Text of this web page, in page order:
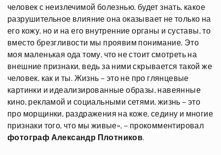
человек с неизлечимой болезнью, будет знать, какое
разрушительное влияние она оказывает не только на
его кожу, но и на его внутренние органы и суставы, то
вместо брезгливости мы проявим понимание. Это
моя маленькая ода тому, что не стоит смотреть на
внешние признаки, ведь за ними скрывается такой же
человек, как и ты. Жизнь – это не про глянцевые
картинки и идеализированные образы, навеянные
кино, рекламой и социальными сетями, жизнь – это
про морщинки, раздражения на коже, седину и многие
признаки того, что мы живые», – прокомментировал
фотограф Александр Плотников.